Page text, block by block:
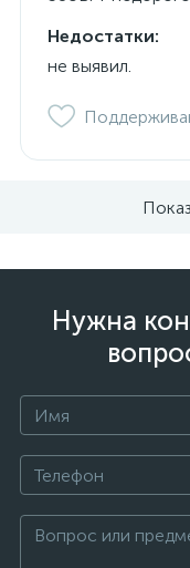
Недостатки:
не выявил.
Нужна